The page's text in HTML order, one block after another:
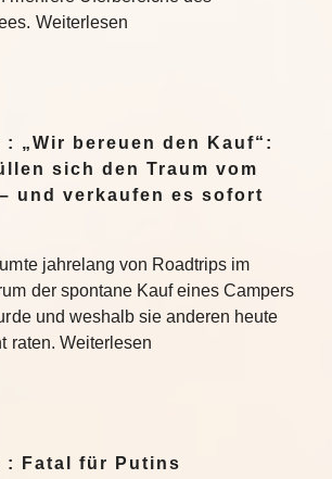
Weiterlesen
: „Wir bereuen den Kauf“:
sich den Traum vom
und verkaufen es sofort
jahrelang von Roadtrips im
der spontane Kauf eines Campers
und weshalb sie anderen heute
raten. Weiterlesen
: Fatal für Putins